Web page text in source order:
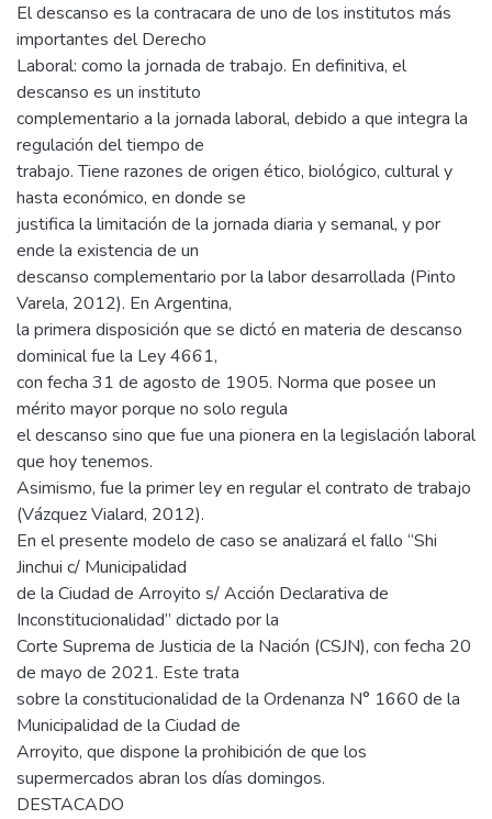
El descanso es la contracara de uno de los institutos más
importantes del Derecho
Laboral: como la jornada de trabajo. En definitiva, el
descanso es un instituto
complementario a la jornada laboral, debido a que integra la
regulación del tiempo de
trabajo. Tiene razones de origen ético, biológico, cultural y
hasta económico, en donde se
justifica la limitación de la jornada diaria y semanal, y por
ende la existencia de un
descanso complementario por la labor desarrollada (Pinto
Varela, 2012). En Argentina,
la primera disposición que se dictó en materia de descanso
dominical fue la Ley 4661,
con fecha 31 de agosto de 1905. Norma que posee un
mérito mayor porque no solo regula
el descanso sino que fue una pionera en la legislación laboral
que hoy tenemos.
Asimismo, fue la primer ley en regular el contrato de trabajo
(Vázquez Vialard, 2012).
En el presente modelo de caso se analizará el fallo “Shi
Jinchui c/ Municipalidad
de la Ciudad de Arroyito s/ Acción Declarativa de
Inconstitucionalidad” dictado por la
Corte Suprema de Justicia de la Nación (CSJN), con fecha 20
de mayo de 2021. Este trata
sobre la constitucionalidad de la Ordenanza N° 1660 de la
Municipalidad de la Ciudad de
Arroyito, que dispone la prohibición de que los
supermercados abran los días domingos.
DESTACADO